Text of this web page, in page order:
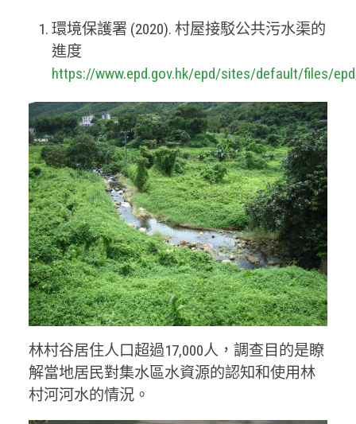
環境保護署 (2020). 村屋接駁公共污水渠的
進度
https://www.epd.gov.hk/epd/sites/default/files/
林村谷居住人口超過17,000人，調查目的是瞭
解當地居民對集水區水資源的認知和使用林
村河河水的情況。